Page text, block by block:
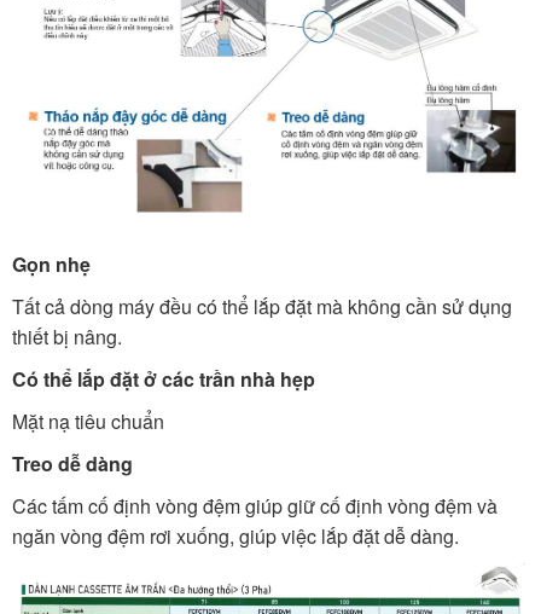
Gọn nhẹ
Tất cả dòng máy đều có thể lắp đặt mà không cần sử dụng
thiết bị nâng.
Có thể lắp đặt ở các trần nhà hẹp
Mặt nạ tiêu chuẩn
Treo dễ dàng
Các tấm cố định vòng đệm giúp giữ cố định vòng đệm và
ngăn vòng đệm rơi xuống, giúp việc lắp đặt dễ dàng.